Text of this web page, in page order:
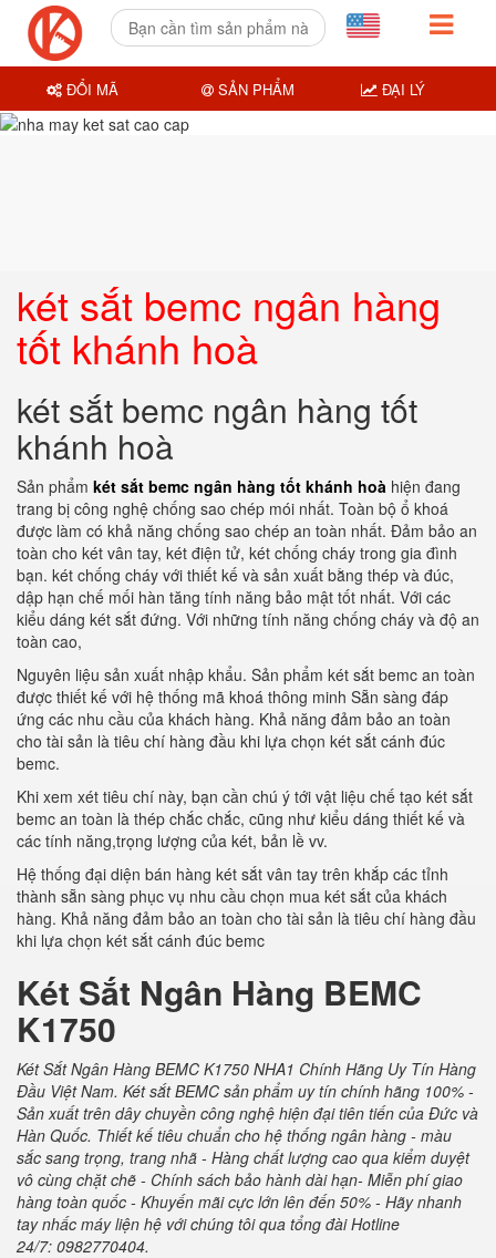
két sắt bemc ngân hàng
tốt khánh hoà
két sắt bemc ngân hàng tốt
khánh hoà
Sản phẩm két sắt bemc ngân hàng tốt khánh hoà hiện đang
trang bị công nghệ chống sao chép mói nhất. Toàn bộ ổ khoá
được làm có khả năng chống sao chép an toàn nhất. Đảm bảo an
toàn cho két vân tay, két điện tử, két chống cháy trong gia đình
bạn. két chống cháy với thiết kế và sản xuất bằng thép và đúc,
dập hạn chế mối hàn tăng tính năng bảo mật tốt nhất. Với các
kiểu dáng két sắt đứng. Với những tính năng chống cháy và độ an
toàn cao,
Nguyên liệu sản xuất nhập khẩu. Sản phẩm két sắt bemc an toàn
được thiết kế với hệ thống mã khoá thông minh Sẵn sàng đáp
ứng các nhu cầu của khách hàng. Khả năng đảm bảo an toàn
cho tài sản là tiêu chí hàng đầu khi lựa chọn két sắt cánh đúc
bemc.
Khi xem xét tiêu chí này, bạn cần chú ý tới vật liệu chế tạo két sắt
bemc an toàn là thép chắc chắc, cũng như kiểu dáng thiết kế và
các tính năng,trọng lượng của két, bản lề vv.
Hệ thống đại diện bán hàng két sắt vân tay trên khắp các tỉnh
thành sẵn sàng phục vụ nhu cầu chọn mua két sắt của khách
hàng. Khả năng đảm bảo an toàn cho tài sản là tiêu chí hàng đầu
khi lựa chọn két sắt cánh đúc bemc
Két Sắt Ngân Hàng BEMC
K1750
Két Sắt Ngân Hàng BEMC K1750 NHA1 Chính Hãng Uy Tín Hàng
Đầu Việt Nam. Két sắt BEMC sản phẩm uy tín chính hãng 100% -
Sản xuất trên dây chuyền công nghệ hiện đại tiên tiến của Đức và
Hàn Quốc. Thiết kế tiêu chuẩn cho hệ thống ngân hàng - màu
sắc sang trọng, trang nhã - Hàng chất lượng cao qua kiểm duyệt
vô cùng chặt chẽ - Chính sách bảo hành dài hạn- Miễn phí giao
hàng toàn quốc - Khuyến mãi cực lớn lên đến 50% - Hãy nhanh
tay nhấc máy liện hệ với chúng tôi qua tổng đài Hotline
24/7: 0982770404.
ĐỔI MÃ SẢN PHẨM ĐẠI LÝ